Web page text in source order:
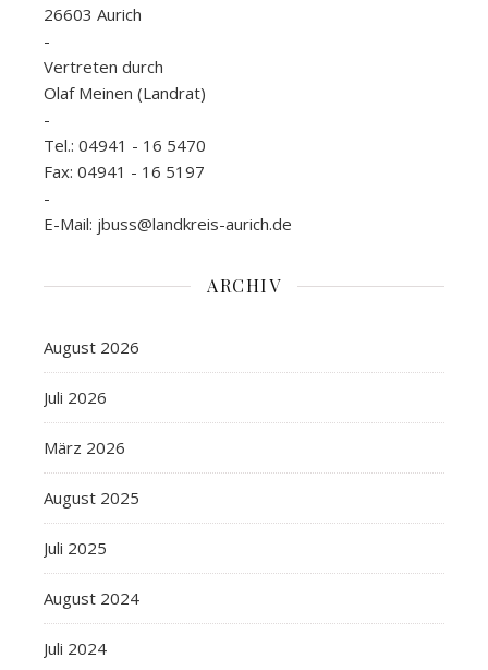
26603 Aurich
-
Vertreten durch
Olaf Meinen (Landrat)
-
Tel.: 04941 - 16 5470
Fax: 04941 - 16 5197
-
E-Mail: jbuss@landkreis-aurich.de
ARCHIV
August 2026
Juli 2026
März 2026
August 2025
Juli 2025
August 2024
Juli 2024